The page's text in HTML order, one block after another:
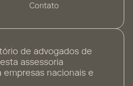
Contato
de advogados de
assessoria
empresas nacionais e